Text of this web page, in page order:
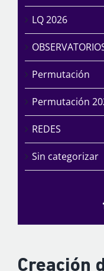
Creación
LQ 2026
Permutación
Permutación
REDES
Sin categorizar